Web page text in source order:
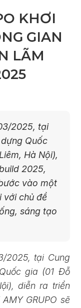
KHƠI
GIAN
LÃM
2025, tại
Quốc
Hà Nội),
2025,
vào một
với chủ đề
sáng tạo
2025, tại Cung
gia (01 Đỗ
diễn ra triển
GRUPO sẽ